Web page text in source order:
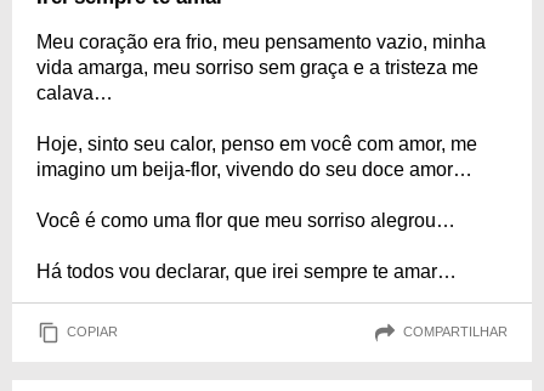
Meu coração era frio, meu pensamento vazio, minha
vida amarga, meu sorriso sem graça e a tristeza me
calava…
Hoje, sinto seu calor, penso em você com amor, me
imagino um beija-flor, vivendo do seu doce amor…
Você é como uma flor que meu sorriso alegrou…
Há todos vou declarar, que irei sempre te amar…
COPIAR COMPARTILHAR